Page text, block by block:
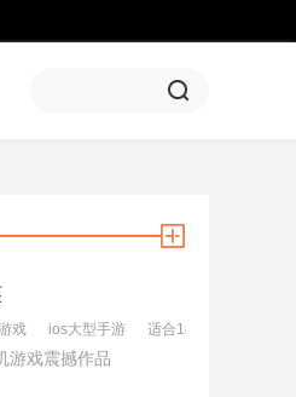
戏 ios大型手游 适合18岁玩的游戏
游戏震撼作品